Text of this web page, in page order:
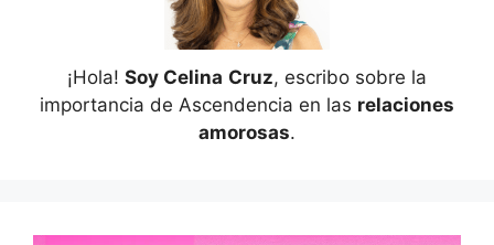
¡Hola! Soy Celina Cruz, escribo sobre la
importancia de Ascendencia en las relaciones
amorosas.